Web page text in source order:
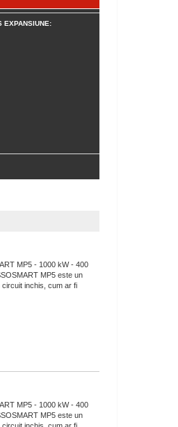
EXPANSIUNE:
MP5 - 1000 kW - 400
MP5 este un
circuit inchis, cum ar fi
MP5 - 1000 kW - 400
MP5 este un